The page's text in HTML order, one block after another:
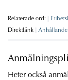
Relaterade ord:
Direktlänk
Anhållande
Heter också